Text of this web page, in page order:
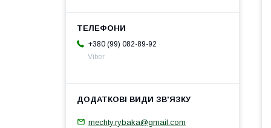
+380 (99) 082-89-92
Viber
mechty.rybaka@gmail.com